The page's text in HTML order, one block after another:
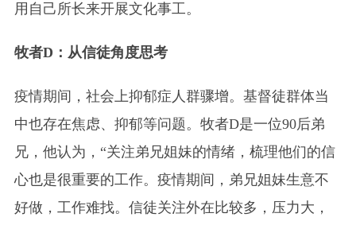
用自己所长来开展文化事工。
牧者D：从信徒角度思考
疫情期间，社会上抑郁症人群骤增。基督徒群体当
中也存在焦虑、抑郁等问题。牧者D是一位90后弟
兄，他认为，“关注弟兄姐妹的情绪，梳理他们的信
心也是很重要的工作。疫情期间，弟兄姐妹生意不
好做，工作难找。信徒关注外在比较多，压力大，